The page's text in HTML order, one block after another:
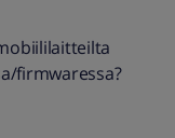
firmwaressa?